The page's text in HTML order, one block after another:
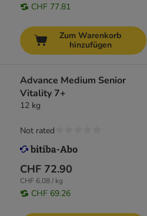
CHF 77.81
Zum Warenkorb
hinzufügen
Advance Medium Senior
Vitality 7+
12 kg
CHF 72.90
CHF 6.08 / kg
CHF 69.26
Not rated